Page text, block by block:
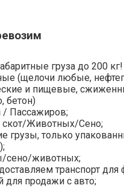
груза до 200 кг!
(щелочи любые,
и пищевые,
бетон)
Пассажиров;
Животных/Сено;
грузы, только
сено/животных;
транспорт для
для продажи с авто;